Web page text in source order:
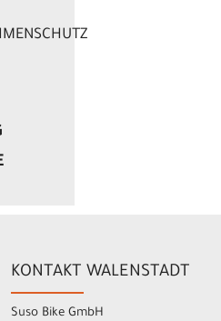
KONTAKT WALENSTADT
Suso Bike GmbH